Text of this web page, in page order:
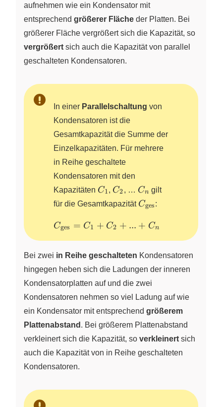
aufnehmen wie ein Kondensator mit
entsprechend größerer Fläche der Platten. Bei
größerer Fläche vergrößert sich die Kapazität, so
vergrößert sich auch die Kapazität von parallel
geschalteten Kondensatoren.
In einer Parallelschaltung von
Kondensatoren ist die
Gesamtkapazität die Summe der
Einzelkapazitäten. Für mehrere
in Reihe geschaltete
Kondensatoren mit den
Kapazitäten C_1
C1, C_2
C2, … C_n
Cn gilt
für die Gesamtkapazität C_{\text{ges}}
Cges:
C_{\text{ges}}=
Cges = C1 + C2 + ... + Cn
Bei zwei in Reihe geschalteten Kondensatoren
hingegen heben sich die Ladungen der inneren
Kondensatorplatten auf und die zwei
Kondensatoren nehmen so viel Ladung auf wie
ein Kondensator mit entsprechend größerem
Plattenabstand . Bei größerem Plattenabstand
verkleinert sich die Kapazität, so verkleinert sich
auch die Kapazität von in Reihe geschalteten
Kondensatoren.